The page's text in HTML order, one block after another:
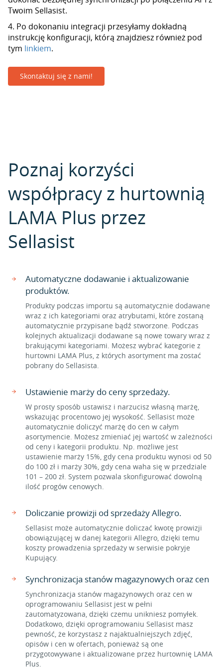
Twoim Sellasist.
4. Po dokonaniu integracji przesyłamy dokładną
instrukcję konfiguracji, którą znajdziesz również pod
tym linkiem.
Skontaktuj się z nami!
Poznaj korzyści
współpracy z hurtownią
LAMA Plus przez
Sellasist
Automatyczne dodawanie i aktualizowanie
produktów.
Produkty podczas importu są automatycznie dodawane
wraz z ich kategoriami oraz atrybutami, które zostaną
automatycznie przypisane bądź stworzone. Podczas
kolejnych aktualizacji dodawane są nowe towary wraz z
brakującymi kategoriami. Możesz wybrać kategorie z
hurtowni LAMA Plus, z których asortyment ma zostać
pobrany do Sellasista.
Ustawienie marży do ceny sprzedaży.
W prosty sposób ustawisz i narzucisz własną marżę,
wskazując procentowo jej wysokość. Sellasist może
automatycznie doliczyć marżę do cen w całym
asortymencie. Możesz zmieniać jej wartość w zależności
od ceny i kategorii produktu. Np. możliwe jest
ustawienie marży 15%, gdy cena produktu wynosi od 50
do 100 zł i marży 30%, gdy cena waha się w przedziale
101 – 200 zł. System pozwala skonfigurować dowolną
ilość progów cenowych.
Doliczanie prowizji od sprzedaży Allegro.
Sellasist może automatycznie doliczać kwotę prowizji
obowiązującej w danej kategorii Allegro, dzięki temu
koszty prowadzenia sprzedaży w serwisie pokryje
Kupujący.
Synchronizacja stanów magazynowych oraz cen
Synchronizacja stanów magazynowych oraz cen w
oprogramowaniu Sellasist jest w pełni
zautomatyzowana, dzięki czemu unikniesz pomyłek.
Dodatkowo, dzięki oprogramowaniu Sellasist masz
pewność, że korzystasz z najaktualniejszych zdjęć,
opisów i cen w ofertach, ponieważ są one
przygotowywane i aktualizowane przez hurtownię LAMA
Plus.